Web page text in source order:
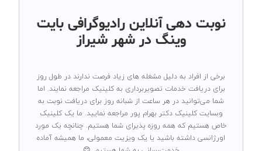
نوبت دهی آنلاین رادیوگرافی بایت
وینگ در شهر شیراز
برخی از افراد به دلیل مشغله های زیاد فرصت ندارند در طول روز
برای دریافت خدمات تصویربرداری به کلینیک مراجعه نمایند. اما
شما می‌توانید در هر ساعت از شبانه روز برای دریافت نوبت به
وبسایت کلینیک دکتر بهرام پور مراجعه نمایید. ما یک کلینیک
خاص هستیم که همه روزه پذیرای شما هستیم. چنانچه یک مورد
اورژانسی داشته باشید یا یک ویزیت معمولی، ما همیشه آماده